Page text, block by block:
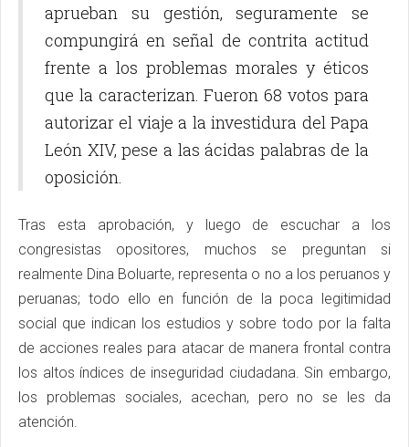
aprueban su gestión, seguramente se
compungirá en señal de contrita actitud
frente a los problemas morales y éticos
que la caracterizan. Fueron 68 votos para
autorizar el viaje a la investidura del Papa
León XIV, pese a las ácidas palabras de la
oposición.
Tras esta aprobación, y luego de escuchar a los
congresistas opositores, muchos se preguntan si
realmente Dina Boluarte, representa o no a los peruanos y
peruanas; todo ello en función de la poca legitimidad
social que indican los estudios y sobre todo por la falta
de acciones reales para atacar de manera frontal contra
los altos índices de inseguridad ciudadana. Sin embargo,
los problemas sociales, acechan, pero no se les da
atención.